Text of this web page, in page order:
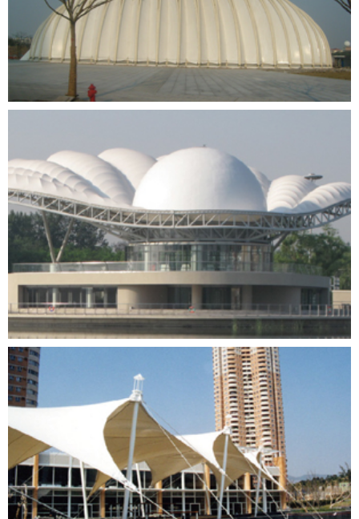
深圳田园海上风光
宁波和丰创意广场
北京朝阳公园音乐广场